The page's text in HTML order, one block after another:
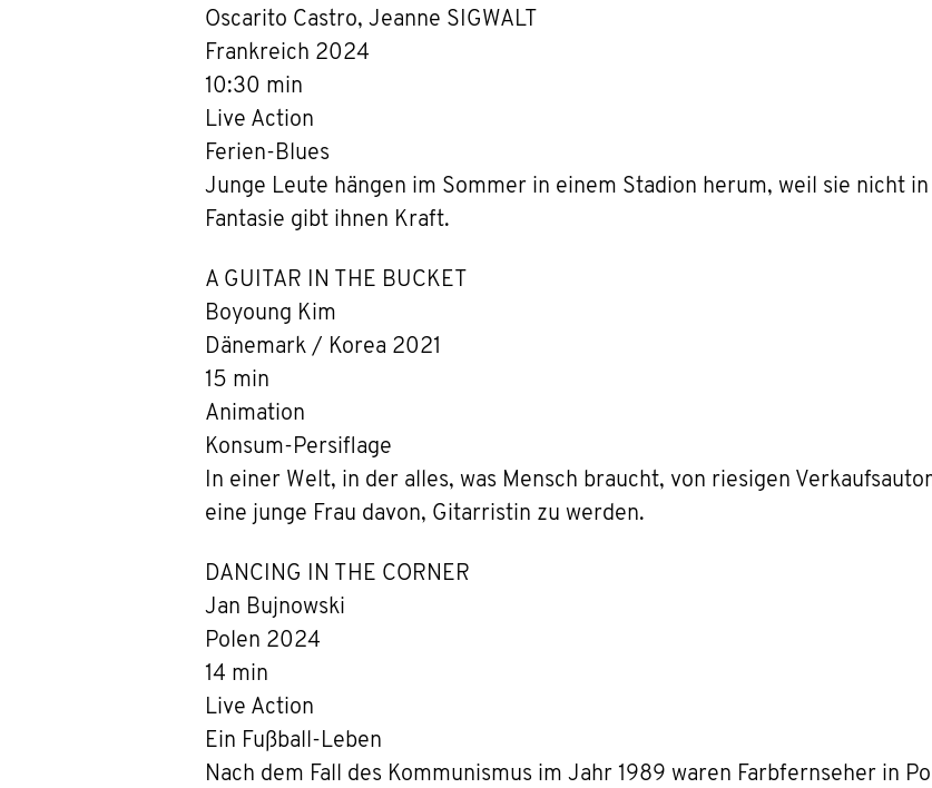
Oscarito Castro, Jeanne SIGWALT
Frankreich 2024
10:30 min
Live Action
Ferien-Blues
Junge Leute hängen im Sommer in einem Stadion herum, weil sie nicht
Fantasie gibt ihnen Kraft.
A GUITAR IN THE BUCKET
Boyoung Kim
Dänemark / Korea 2021
15 min
Animation
Konsum-Persiflage
In einer Welt, in der alles, was Mensch braucht, von riesigen
eine junge Frau davon, Gitarristin zu werden.
DANCING IN THE CORNER
Jan Bujnowski
Polen 2024
14 min
Live Action
Ein Fußball-Leben
Nach dem Fall des Kommunismus im Jahr 1989 waren Farbfernseher in